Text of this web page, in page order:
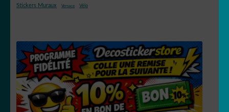
Stickers Muraux Versace Vélo